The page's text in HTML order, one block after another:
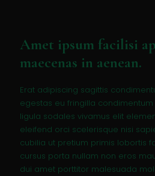
Amet ipsum facilisi
maecenas in aenean.
Erat adipiscing sagittis
egestas eu fringilla
ligula sodales vivamus elit
eleifend orci scelerisque nisi
cubilia ut pretium primis lobortis
cursus porta nullam non eros
dui amet porttitor malesuada